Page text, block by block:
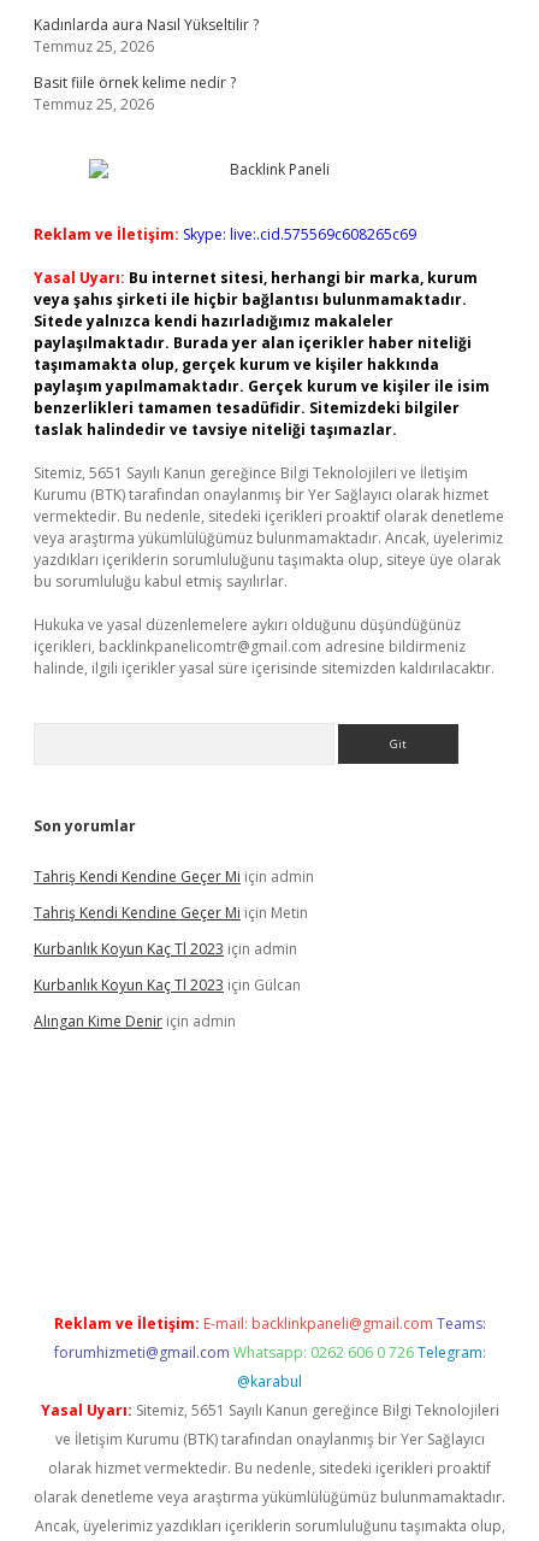
Kadınlarda aura Nasıl Yükseltilir ?
Temmuz 25, 2026
Basit fiile örnek kelime nedir ?
Temmuz 25, 2026
Reklam ve İletişim: Skype: live:.cid.575569c608265c69
Yasal Uyarı: Bu internet sitesi, herhangi bir marka, kurum
veya şahıs şirketi ile hiçbir bağlantısı bulunmamaktadır.
Sitede yalnızca kendi hazırladığımız makaleler
paylaşılmaktadır. Burada yer alan içerikler haber niteliği
taşımamakta olup, gerçek kurum ve kişiler hakkında
paylaşım yapılmamaktadır. Gerçek kurum ve kişiler ile isim
benzerlikleri tamamen tesadüfidir. Sitemizdeki bilgiler
taslak halindedir ve tavsiye niteliği taşımazlar.
Sitemiz, 5651 Sayılı Kanun gereğince Bilgi Teknolojileri ve İletişim
Kurumu (BTK) tarafından onaylanmış bir Yer Sağlayıcı olarak hizmet
vermektedir. Bu nedenle, sitedeki içerikleri proaktif olarak denetleme
veya araştırma yükümlülüğümüz bulunmamaktadır. Ancak, üyelerimiz
yazdıkları içeriklerin sorumluluğunu taşımakta olup, siteye üye olarak
bu sorumluluğu kabul etmiş sayılırlar.
Hukuka ve yasal düzenlemelere aykırı olduğunu düşündüğünüz
içerikleri, backlinkpanelicomtr@gmail.com adresine bildirmeniz
halinde, ilgili içerikler yasal süre içerisinde sitemizden kaldırılacaktır.
Son yorumlar
Tahriş Kendi Kendine Geçer Mi için admin
Tahriş Kendi Kendine Geçer Mi için Metin
Kurbanlık Koyun Kaç Tl 2023 için admin
Kurbanlık Koyun Kaç Tl 2023 için Gülcan
Alıngan Kime Denir için admin
Reklam ve İletişim: E-mail: backlinkpaneli@gmail.com Teams:
forumhizmeti@gmail.com Whatsapp: 0262 606 0 726 Telegram:
@karabul
Yasal Uyarı: Sitemiz, 5651 Sayılı Kanun gereğince Bilgi Teknolojileri
ve İletişim Kurumu (BTK) tarafından onaylanmış bir Yer Sağlayıcı
olarak hizmet vermektedir. Bu nedenle, sitedeki içerikleri proaktif
olarak denetleme veya araştırma yükümlülüğümüz bulunmamaktadır.
Ancak, üyelerimiz yazdıkları içeriklerin sorumluluğunu taşımakta olup,